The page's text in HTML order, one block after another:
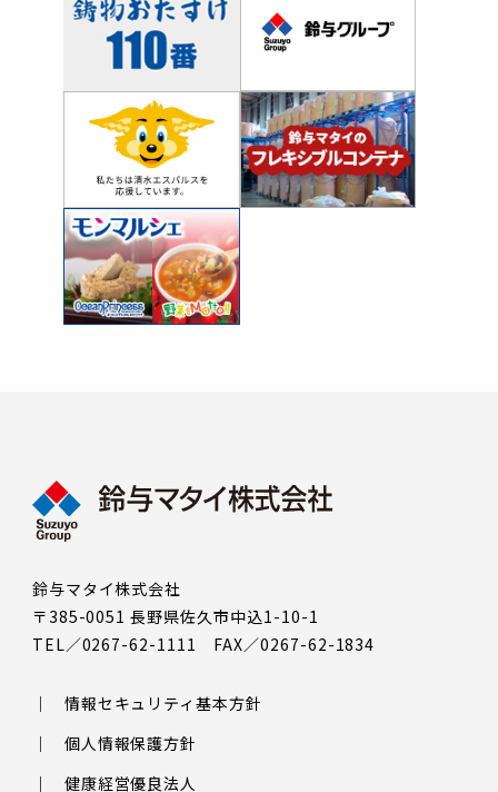
鈴与マタイ株式会社
〒385-0051 長野県佐久市中込1-10-1
TEL／0267-62-1111 FAX／0267-62-1834
情報セキュリティ基本方針
個人情報保護方針
健康経営優良法人